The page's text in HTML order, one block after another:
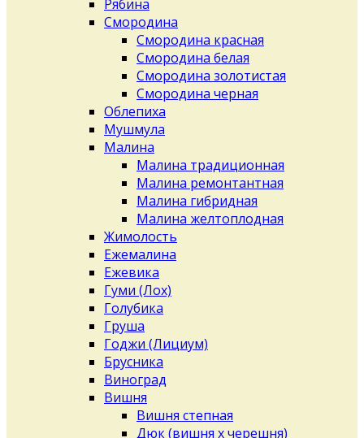
Рябина
Смородина
Смородина красная
Смородина белая
Смородина золотистая
Смородина черная
Облепиха
Мушмула
Малина
Малина традиционная
Малина ремонтантная
Малина гибридная
Малина желтоплодная
Жимолость
Ежемалина
Ежевика
Гуми (Лох)
Голубика
Груша
Годжи (Лициум)
Брусника
Виноград
Вишня
Вишня степная
Дюк (вишня х черешня)